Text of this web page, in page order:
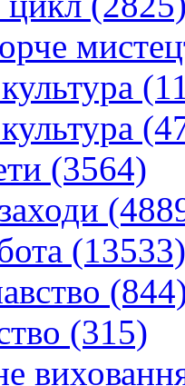
(3564)
(13533)
(315)